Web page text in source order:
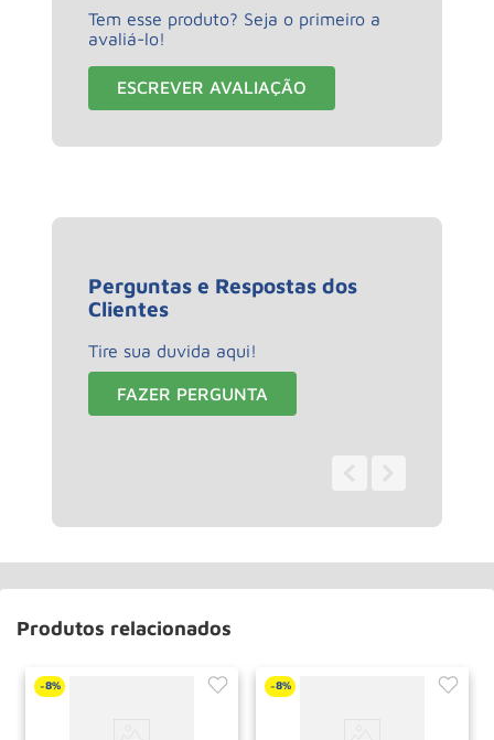
Tem esse produto? Seja o primeiro a
avaliá-lo!
ESCREVER AVALIAÇÃO
Perguntas e Respostas dos
Clientes
Tire sua duvida aqui!
FAZER PERGUNTA
Produtos relacionados
-8% -8%